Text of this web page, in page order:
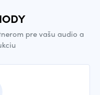
pre vašu audio a